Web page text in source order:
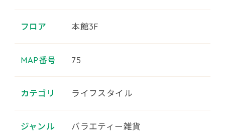
フロア 本館3F
MAP番号 75
カテゴリ ライフスタイル
ジャンル バラエティー雑貨